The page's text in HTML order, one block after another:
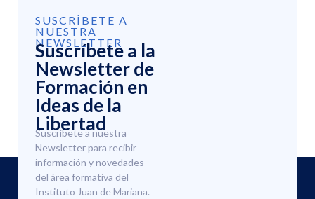
SUSCRÍBETE A
NUESTRA
NEWSLETTER
Suscríbete a la
Newsletter de
Formación en
Ideas de la
Libertad
Suscríbete a nuestra
Newsletter para recibir
información y novedades
del área formativa del
Instituto Juan de Mariana.